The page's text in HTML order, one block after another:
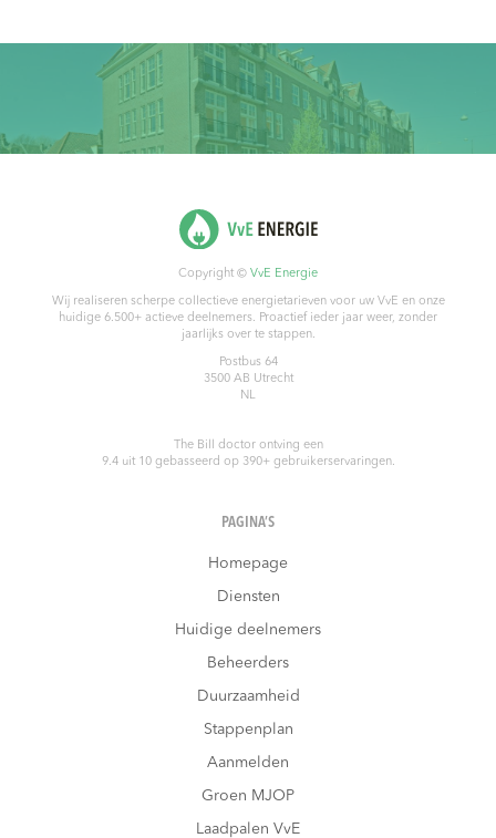
Copyright © VvE Energie
Wij realiseren scherpe collectieve energietarieven voor uw VvE en onze
huidige 6.500+ actieve deelnemers. Proactief ieder jaar weer, zonder
jaarlijks over te stappen.
Postbus 64
3500 AB Utrecht
NL
The Bill doctorontving een
9.4uit 10gebasseerd op 390+ gebruikerservaringen.
PAGINA’S
Homepage
Diensten
Huidige deelnemers
Beheerders
Duurzaamheid
Stappenplan
Aanmelden
Groen MJOP
Laadpalen VvE